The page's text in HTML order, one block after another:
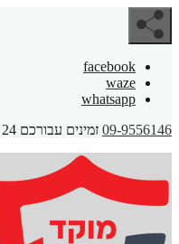
facebook
waze
whatsapp
09-9556146 זמינים עבורכם 24 שעות